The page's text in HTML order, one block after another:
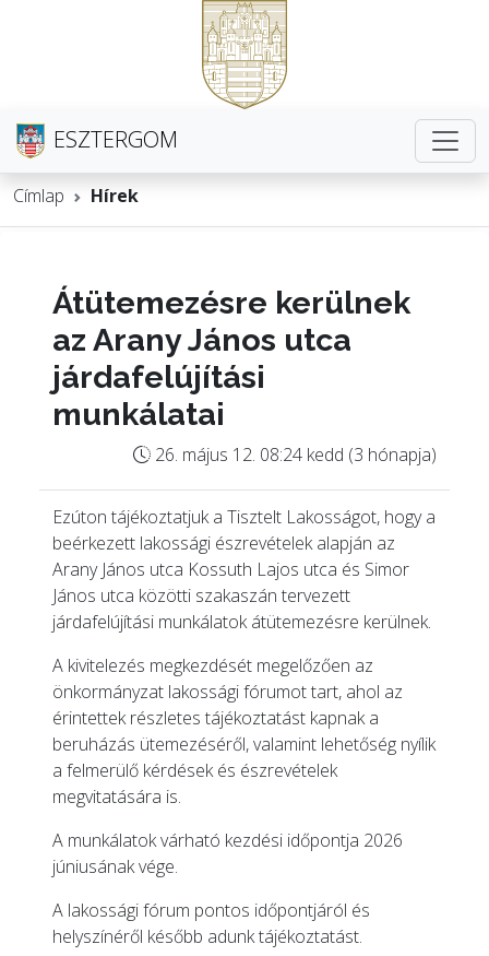
ESZTERGOM
Címlap Hírek
Átütemezésre kerülnek
az Arany János utca
járdafelújítási
munkálatai
26. május 12. 08:24 kedd (3 hónapja)
Ezúton tájékoztatjuk a Tisztelt Lakosságot, hogy a
beérkezett lakossági észrevételek alapján az
Arany János utca Kossuth Lajos utca és Simor
János utca közötti szakaszán tervezett
járdafelújítási munkálatok átütemezésre kerülnek.
A kivitelezés megkezdését megelőzően az
önkormányzat lakossági fórumot tart, ahol az
érintettek részletes tájékoztatást kapnak a
beruházás ütemezéséről, valamint lehetőség nyílik
a felmerülő kérdések és észrevételek
megvitatására is.
A munkálatok várható kezdési időpontja 2026
júniusának vége.
A lakossági fórum pontos időpontjáról és
helyszínéről később adunk tájékoztatást.